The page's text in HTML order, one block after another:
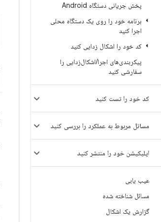
پخش جریانی دستگاه Android
برنامه خود را روی یک دستگاه محلی
اجرا کنید
کد خود را اشکال زدایی کنید
پیکربندی‌های اجرا/اشکال‌زدایی را
سفارشی کنید
کد خود را تست کنید
مسائل مربوط به عملکرد را بررسی کنید
اپلیکیشن خود را منتشر کنید
عیب یابی
مسائل شناخته شده
گزارش یک اشکال